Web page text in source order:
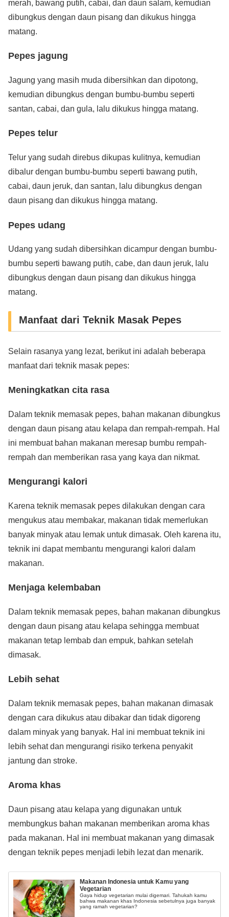
merah, bawang putih, cabai, dan daun salam, kemudian
dibungkus dengan daun pisang dan dikukus hingga
matang.
Pepes jagung
Jagung yang masih muda dibersihkan dan dipotong,
kemudian dibungkus dengan bumbu-bumbu seperti
santan, cabai, dan gula, lalu dikukus hingga matang.
Pepes telur
Telur yang sudah direbus dikupas kulitnya, kemudian
dibalur dengan bumbu-bumbu seperti bawang putih,
cabai, daun jeruk, dan santan, lalu dibungkus dengan
daun pisang dan dikukus hingga matang.
Pepes udang
Udang yang sudah dibersihkan dicampur dengan bumbu-
bumbu seperti bawang putih, cabe, dan daun jeruk, lalu
dibungkus dengan daun pisang dan dikukus hingga
matang.
Manfaat dari Teknik Masak Pepes
Selain rasanya yang lezat, berikut ini adalah beberapa
manfaat dari teknik masak pepes:
Meningkatkan cita rasa
Dalam teknik memasak pepes, bahan makanan dibungkus
dengan daun pisang atau kelapa dan rempah-rempah. Hal
ini membuat bahan makanan meresap bumbu rempah-
rempah dan memberikan rasa yang kaya dan nikmat.
Mengurangi kalori
Karena teknik memasak pepes dilakukan dengan cara
mengukus atau membakar, makanan tidak memerlukan
banyak minyak atau lemak untuk dimasak. Oleh karena itu,
teknik ini dapat membantu mengurangi kalori dalam
makanan.
Menjaga kelembaban
Dalam teknik memasak pepes, bahan makanan dibungkus
dengan daun pisang atau kelapa sehingga membuat
makanan tetap lembab dan empuk, bahkan setelah
dimasak.
Lebih sehat
Dalam teknik memasak pepes, bahan makanan dimasak
dengan cara dikukus atau dibakar dan tidak digoreng
dalam minyak yang banyak. Hal ini membuat teknik ini
lebih sehat dan mengurangi risiko terkena penyakit
jantung dan stroke.
Aroma khas
Daun pisang atau kelapa yang digunakan untuk
membungkus bahan makanan memberikan aroma khas
pada makanan. Hal ini membuat makanan yang dimasak
dengan teknik pepes menjadi lebih lezat dan menarik.
Makanan Indonesia untuk Kamu yang
Vegetarian
Gaya hidup vegetarian mulai digemari. Tahukah kamu
bahwa makanan khas Indonesia sebetulnya juga banyak
yang ramah vegetarian?